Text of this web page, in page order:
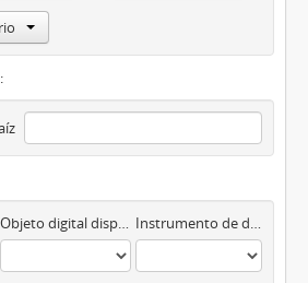
Objeto digital disponibles Instrumento de descripción